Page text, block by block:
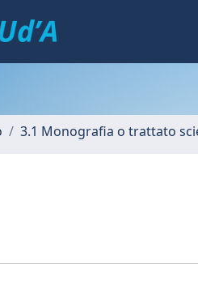
3.1 Monografia o trattato